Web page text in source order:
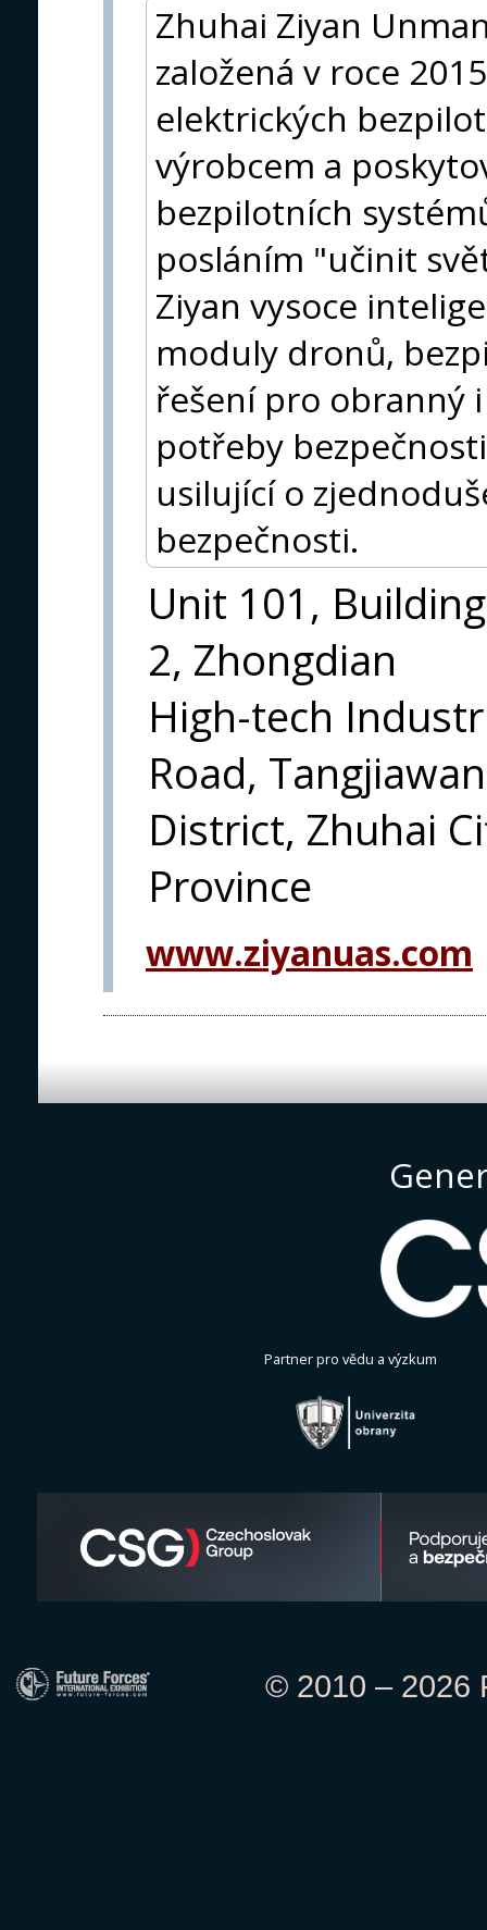
Zhuhai Ziyan
založená v roce
elektrických
výrobcem a
bezpilotních
posláním "učinit
Ziyan vysoce
moduly dronů,
řešení pro obranný
potřeby
usilující o
bezpečnosti.
Unit 101, Building
2, Zhongdian
High-tech
Road,
District, Zhuhai
Province
www.ziyanuas.com
Partner pro vědu a výzkum
© 2010 – 2026